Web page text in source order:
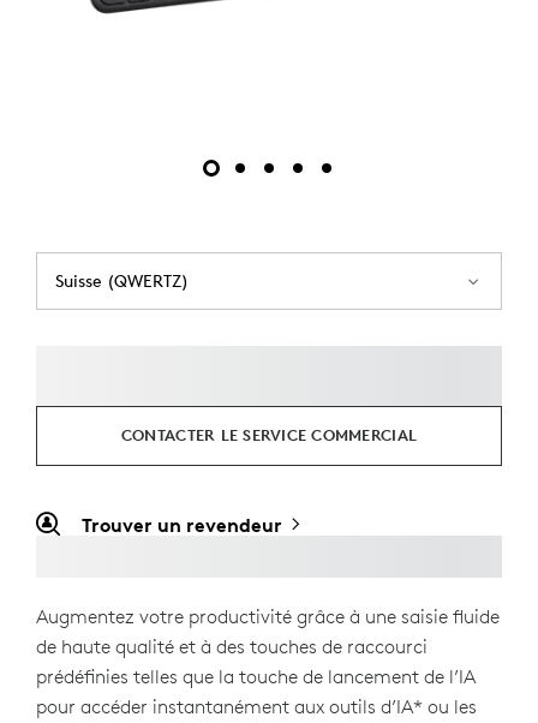
Suisse (QWERTZ)
CONTACTER LE SERVICE COMMERCIAL
Trouver un revendeur
Augmentez votre productivité grâce à une saisie fluide
de haute qualité et à des touches de raccourci
prédéfinies telles que la touche de lancement de l’IA
pour accéder instantanément aux outils d’IA* ou les